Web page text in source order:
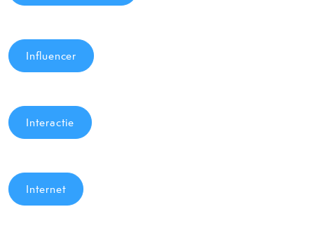
Influencer
Interactie
Internet